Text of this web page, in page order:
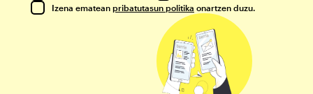
Izena ematean pribatutasun politika onartzen duzu.